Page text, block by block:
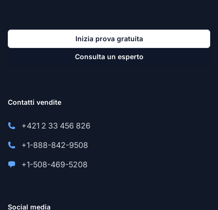
Inizia prova gratuita
Consulta un esperto
Contatti vendite
+421 2 33 456 826
+1-888-842-9508
+1-508-469-5208
Social media